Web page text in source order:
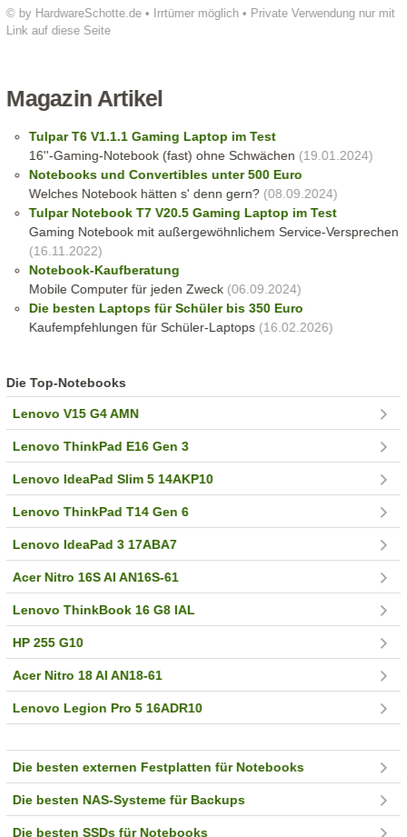
© by HardwareSchotte.de • Irrtümer möglich • Private Verwendung nur mit
Link auf diese Seite
Magazin Artikel
Tulpar T6 V1.1.1 Gaming Laptop im Test
16''-Gaming-Notebook (fast) ohne Schwächen (19.01.2024)
Notebooks und Convertibles unter 500 Euro
Welches Notebook hätten s' denn gern?(08.09.2024)
Tulpar Notebook T7 V20.5 Gaming Laptop im Test
Gaming Notebook mit außergewöhnlichem Service-Versprechen
(16.11.2022)
Notebook-Kaufberatung
Mobile Computer für jeden Zweck(06.09.2024)
Die besten Laptops für Schüler bis 350 Euro
Kaufempfehlungen für Schüler-Laptops(16.02.2026)
Die Top-Notebooks
Lenovo V15 G4 AMN
Lenovo ThinkPad E16 Gen 3
Lenovo IdeaPad Slim 5 14AKP10
Lenovo ThinkPad T14 Gen 6
Lenovo IdeaPad 3 17ABA7
Acer Nitro 16S AI AN16S-61
Lenovo ThinkBook 16 G8 IAL
HP 255 G10
Acer Nitro 18 AI AN18-61
Lenovo Legion Pro 5 16ADR10
Die besten externen Festplatten für Notebooks
Die besten NAS-Systeme für Backups
Die besten SSDs für Notebooks